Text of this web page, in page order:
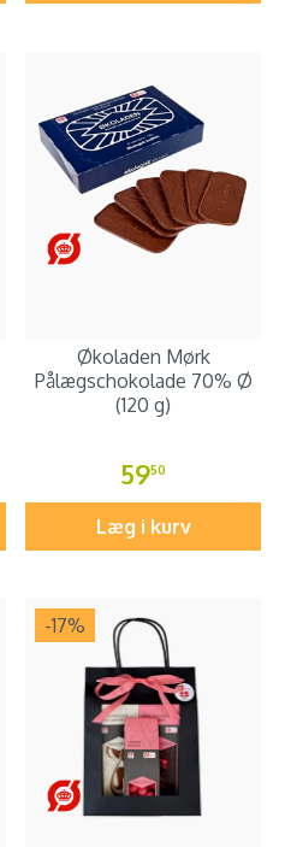
Økoladen Mørk
Pålægschokolade 70% Ø
(120 g)
5950
Læg i kurv
-17%